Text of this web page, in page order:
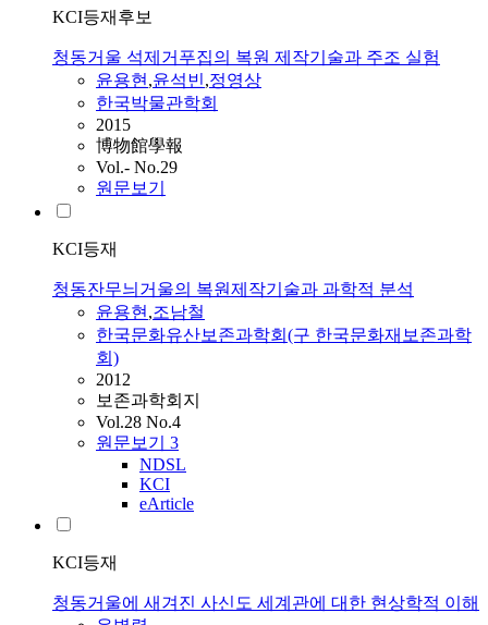
KCI등재후보
청동거울 석제거푸집의 복원 제작기술과 주조 실험
윤용현,윤석빈,정영상
한국박물관학회
2015
博物館學報
Vol.- No.29
원문보기
KCI등재
청동잔무늬거울의 복원제작기술과 과학적 분석
윤용현,조남철
한국문화유산보존과학회(구 한국문화재보존과학
회)
2012
보존과학회지
Vol.28 No.4
원문보기 3
NDSL
KCI
eArticle
KCI등재
청동거울에 새겨진 사신도 세계관에 대한 현상학적 이해